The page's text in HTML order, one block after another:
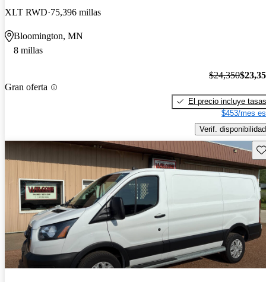
XLT RWD 75,396 millas
Bloomington, MN
8 millas
Gran oferta
$24,350
El precio incluye tasas
$453/mes
Verif. disponibilidad